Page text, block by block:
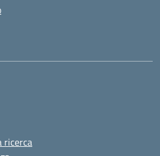
ricerca